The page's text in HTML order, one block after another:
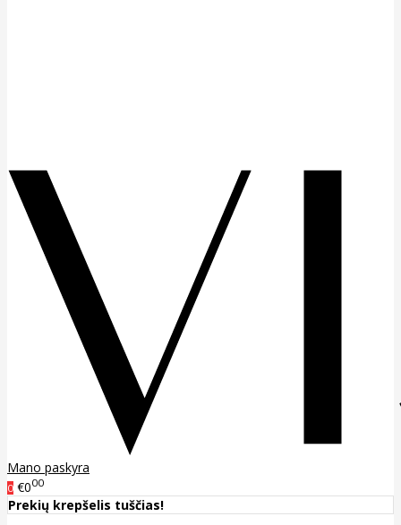
Mano paskyra
0 €000
Prekių krepšelis tuščias!